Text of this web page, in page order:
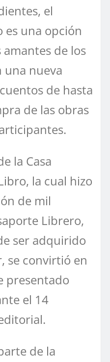
el
es una opción
de los
una nueva
de hasta
de las obras
la Casa
la cual hizo
de mil
Librero,
ser adquirido
se convirtió en
presentado
el 14
de la